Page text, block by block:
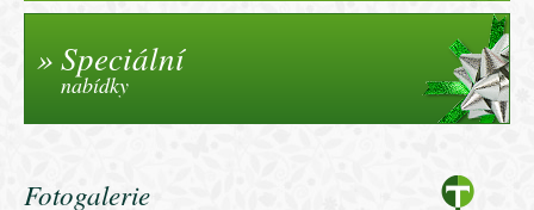
Speciální
nabídky
Fotogalerie